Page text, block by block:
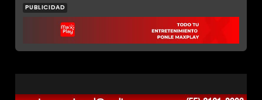
PUBLICIDAD